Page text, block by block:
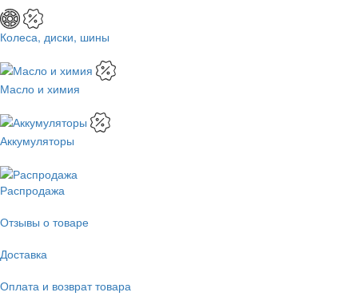
Колеса, диски, шины
Масло и химия
Аккумуляторы
Распродажа
Отзывы о товаре
Доставка
Оплата и возврат товара